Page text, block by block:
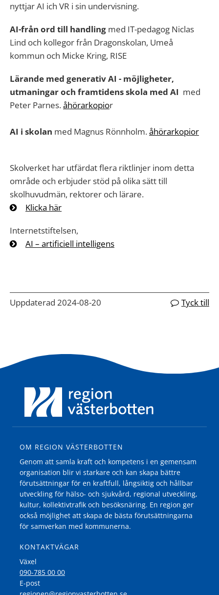
nyttjar AI ich VR i sin undervisning.
AI-från ord till handling med IT-pedagog Niclas
Lind och kollegor från Dragonskolan, Umeå
kommun och Micke Kring, RISE
Lärande med generativ AI - möjligheter,
utmaningar och framtidens skola med AI med
Peter Parnes.åhörarkopior
AI i skolan med Magnus Rönnholm.åhörarkopior
Skolverket har utfärdat flera riktlinjer inom detta
område och erbjuder stöd på olika sätt till
skolhuvudmän, rektorer och lärare.
Klicka här
Internetstiftelsen,
AI – artificiell intelligens
Uppdaterad 2024-08-20 Tyck till
OM REGION VÄSTERBOTTEN
Genom att samla kraft och kompetens i en gemensam
organisation blir vi starkare och kan skapa bättre
förutsättningar för en kraftfull, långsiktig och hållbar
utveckling för hälso- och sjukvård, regional utveckling,
kultur, kollektivtrafik och besöksnäring. En region ger
också möjlighet att skapa de bästa förutsättningarna
för samverkan med kommunerna.
KONTAKTVÄGAR
Växel
090-785 00 00
E-post